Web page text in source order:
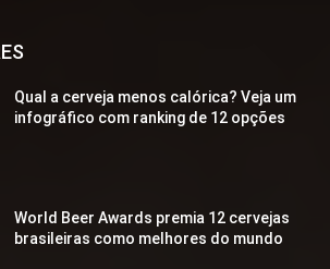
Qual a cerveja menos calórica? Veja um
infográfico com ranking de 12 opções
World Beer Awards premia 12 cervejas
brasileiras como melhores do mundo